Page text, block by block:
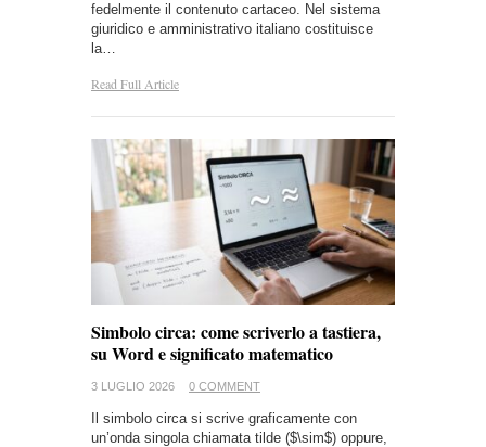
fedelmente il contenuto cartaceo. Nel sistema
giuridico e amministrativo italiano costituisce
la…
Read Full Article
Simbolo circa: come scriverlo a tastiera,
su Word e significato matematico
3 LUGLIO 2026 0 COMMENT
Il simbolo circa si scrive graficamente con
un’onda singola chiamata tilde ($\sim$) oppure,